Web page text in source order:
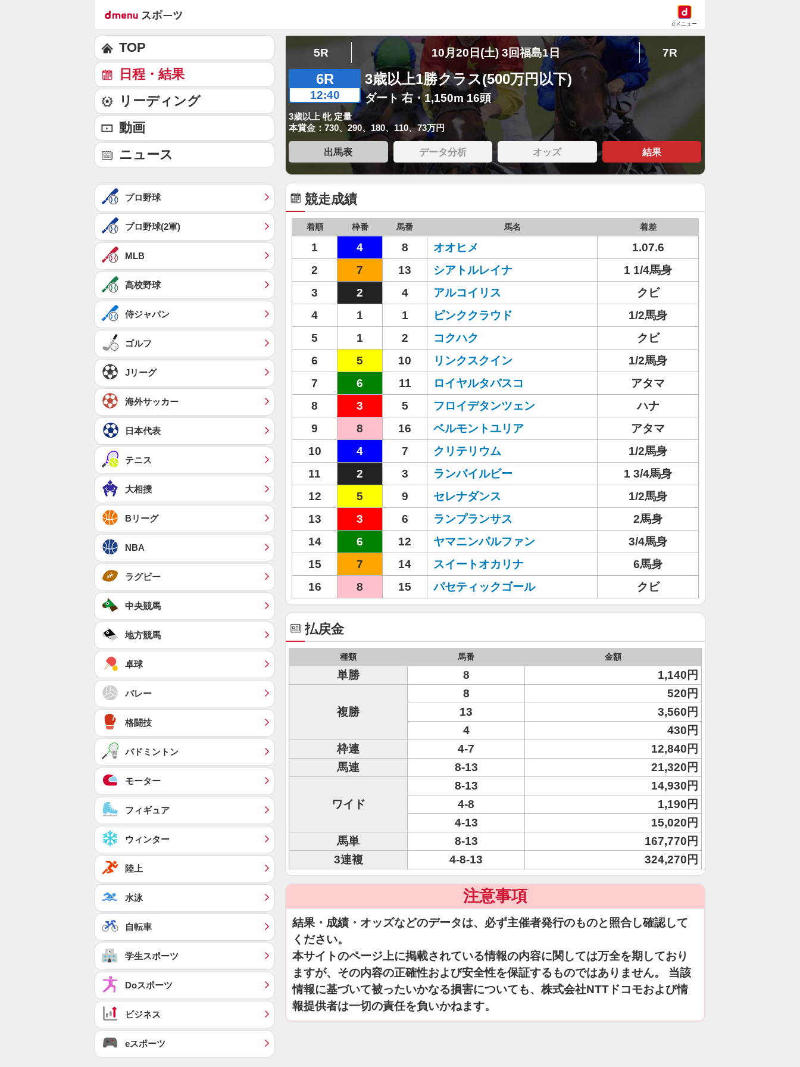
dメニュー
5R 10月20日(土) 3回福島1日 7R
6R
12:40
3歳以上1勝クラス(500万円以下)
ダート 右・1,150m 16頭
3歳以上 牝 定量
本賞金：730、290、180、110、73万円
出馬表 データ分析 オッズ 結果
競走成績
着順 枠番 馬番 馬名 着差
1 4 8 オオヒメ
1.07.6
2
7 13 シアトルレイナ
1 1/4馬身
3
2 4 アルコイリス
クビ
4
1 1 ピンククラウド
1/2馬身
5
1 2 コクハク
クビ
6
5 10 リンクスクイン
1/2馬身
7
6 11 ロイヤルタバスコ
アタマ
8
3 5 フロイデタンツェン
ハナ
9
8 16 ベルモントユリア
アタマ
10
4 7 クリテリウム
1/2馬身
11
2 3 ランバイルビー
1 3/4馬身
12
5 9 セレナダンス
1/2馬身
13
3 6 ランプランサス
2馬身
14
6 12 ヤマニンパルファン
3/4馬身
15
7 14 スイートオカリナ
6馬身
16
8 15 パセティックゴール クビ
払戻金
種類 馬番 金額
単勝 8 1,140円
複勝
8
520円
13
3,560円
4
430円
枠連
4-7
12,840円
馬連
8-13 21,320円
ワイド
8-13
14,930円
4-8
1,190円
4-13
15,020円
馬単
8-13
167,770円
3連複
4-8-13 324,270円
注意事項
結果・成績・オッズなどのデータは、必ず主催者発行のものと照合し確認して
ください。
本サイトのページ上に掲載されている情報の内容に関しては万全を期しており
ますが、その内容の正確性および安全性を保証するものではありません。 当該
情報に基づいて被ったいかなる損害についても、株式会社NTTドコモおよび情
報提供者は一切の責任を負いかねます。
TOP
日程・結果
リーディング
動画
ニュース
プロ野球
プロ野球(2軍)
MLB
高校野球
侍ジャパン
ゴルフ
Jリーグ
海外サッカー
日本代表
テニス
大相撲
Bリーグ
NBA
ラグビー
中央競馬
地方競馬
卓球
バレー
格闘技
バドミントン
モーター
フィギュア
ウィンター
陸上
水泳
自転車
学生スポーツ
Doスポーツ
ビジネス
eスポーツ